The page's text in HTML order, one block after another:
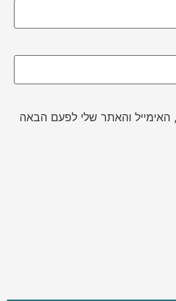
והאתר שלי לפעם הבאה